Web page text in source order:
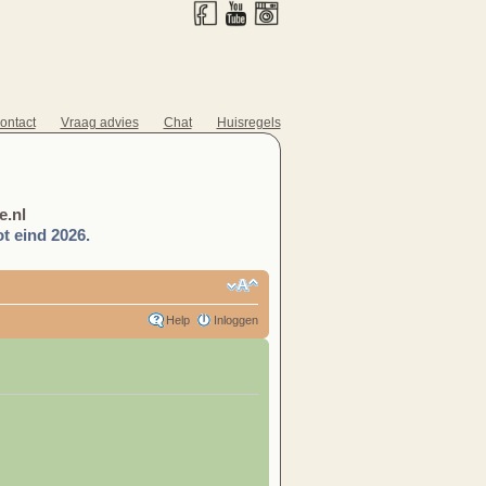
Vraag advies Chat Huisregels
eind 2026.
Help Inloggen